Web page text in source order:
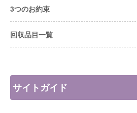
3つのお約束
回収品目一覧
サイトガイド